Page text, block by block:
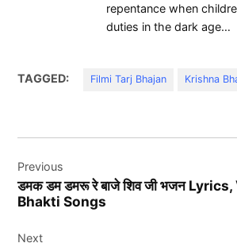
repentance when
duties in the dark age…
TAGGED: Filmi Tarj Bhajan Krishna
navigation
Previous
डमक डम डमरू रे बाजे शिव जी भजन
Bhakti Songs
Next